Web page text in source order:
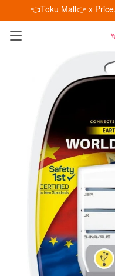
👈Toku Mall👉 x
已加入購物車